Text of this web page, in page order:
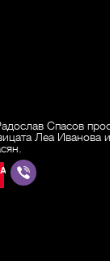
Спасов
Леа Иванова